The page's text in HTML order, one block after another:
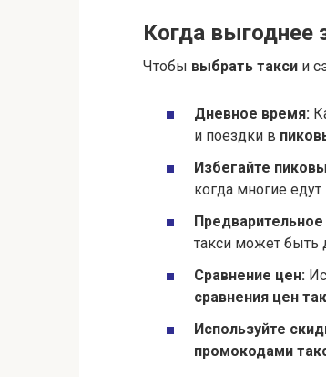
Когда выгоднее
Чтобы выбрать такси и
Дневное время:
и поездки в
Избегайте
когда многие
такси может быть
Сравнение цен:
сравнения цен
Используйте
промокодами